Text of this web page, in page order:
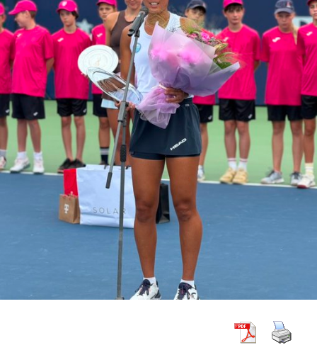
unos hipotéticos cuartos de final con el serbio Djokovic
(2).
RELATED TOPICS: ATP TOUR AUSTRALIA OPEN
DJOKOVIC
FEDERER
MAJOR NADAL TENDENCIAS
UP NEXT
Central Norte quedó muy complicado en la serie de la
Copa Argentina
Leo Mayer es el primer Wild Card del Argentina Open
Schwaerzler consiguió equilibrar el encuentro en un
segundo parcial extremadamente ajustado. Ninguno
logró una diferencia decisiva y el austríaco terminó
resolviendo el tie-break por 7-5.
En el tercer set volvió a aparecer la paridad, pero
Schwaerzler encontró el quiebre necesario para cerrar
el partido por 6-4 después dedos horas y 15 minutos